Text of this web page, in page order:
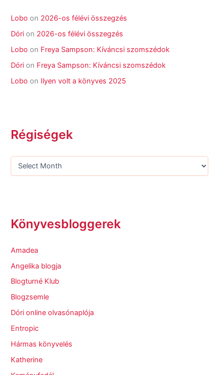
Lobo on 2026-os félévi összegzés
Dóri on 2026-os félévi összegzés
Lobo on Freya Sampson: Kíváncsi szomszédok
Dóri on Freya Sampson: Kíváncsi szomszédok
Lobo on Ilyen volt a könyves 2025
Régiségek
Könyvesbloggerek
Amadea
Angelika blogja
Blogturné Klub
Blogzsemle
Dóri online olvasónaplója
Entropic
Hármas könyvelés
Katherine